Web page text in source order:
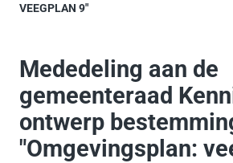
VEEGPLAN 9"
Mededeling aan de
gemeenteraad
ontwerp
"Omgevingsplan: